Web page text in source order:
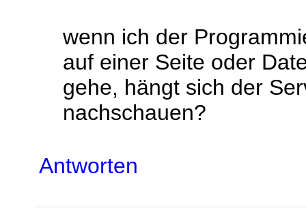
wenn ich der
auf einer Seite oder
gehe, hängt sich der
nachschauen?
Antworten